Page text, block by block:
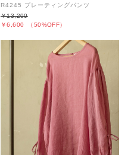
R4245 プレーティングパンツ
￥6,600 （50%OFF）
￥13,200